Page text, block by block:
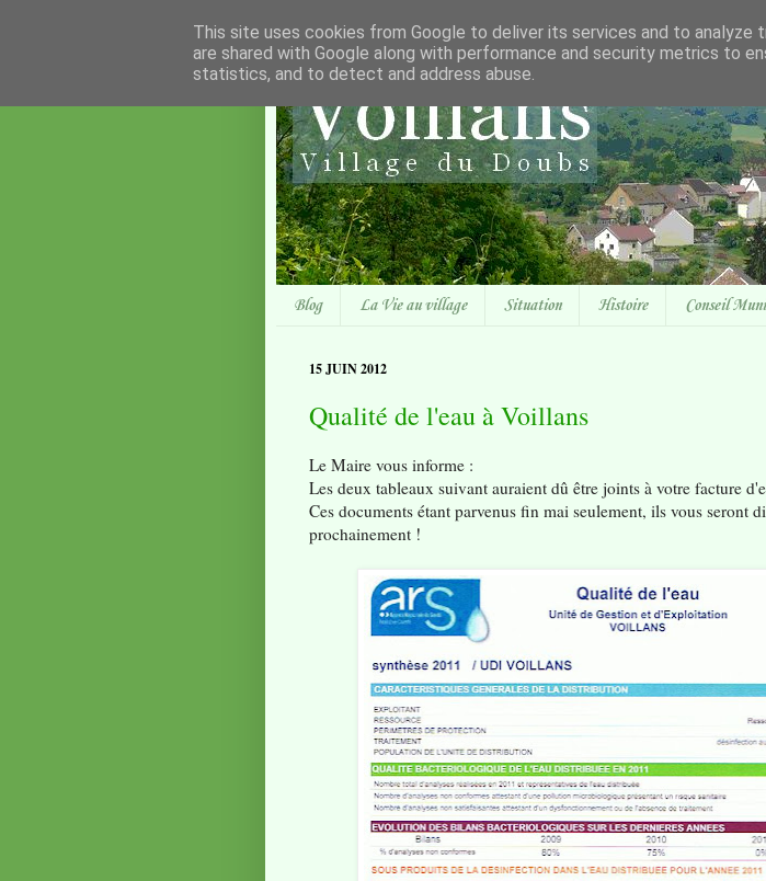
Blog La Vie au village Situation Histoire Conseil
15 JUIN 2012
Qualité de l'eau à Voillans
Le Maire vous informe :
Les deux tableaux suivant auraient dû être joints à votre facture
Ces documents étant parvenus fin mai seulement, ils vous seront
prochainement !
This site uses cookies from Google to deliver its services and to analyze
are shared with Google along with performance and security metrics to
statistics, and to detect and address abuse.